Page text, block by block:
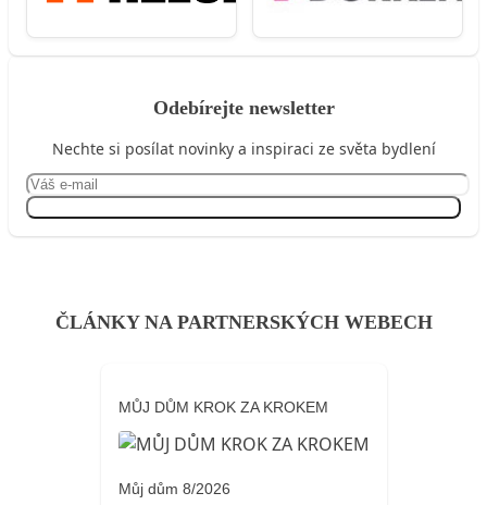
Odebírejte newsletter
Nechte si posílat novinky a inspiraci ze světa bydlení
ČLÁNKY NA PARTNERSKÝCH WEBECH
MŮJ DŮM KROK ZA KROKEM
Můj dům 8/2026